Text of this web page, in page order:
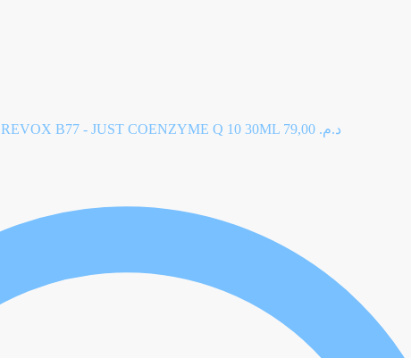
REVOX B77 - JUST COENZYME Q 10 30ML د.م.